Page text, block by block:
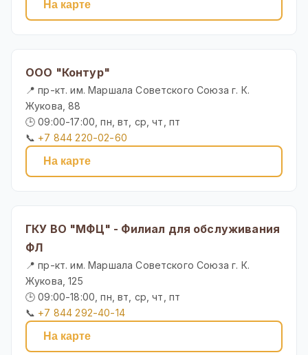
На карте
ООО "Контур"
📍 пр-кт. им. Маршала Советского Союза г. К.
Жукова, 88
🕒 09:00-17:00, пн, вт, ср, чт, пт
📞 +7 844 220-02-60
На карте
ГКУ ВО "МФЦ" - Филиал для обслуживания
ФЛ
📍 пр-кт. им. Маршала Советского Союза г. К.
Жукова, 125
🕒 09:00-18:00, пн, вт, ср, чт, пт
📞 +7 844 292-40-14
На карте